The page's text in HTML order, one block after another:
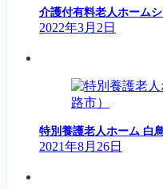
介護付有料老人ホーム
2022年3月2日
特別養護老人ホーム 白
2021年8月26日